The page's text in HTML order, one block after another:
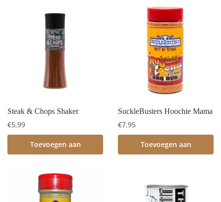
Steak & Chops Shaker
€5,99
Toevoegen aan
SuckleBusters Hoochie Mama
€7,95
Toevoegen aan